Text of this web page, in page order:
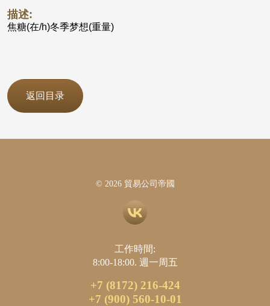
描述:
焦糖(在/h)冬季梦想(重量)
返回目录
© 2026 貿易公司帝國
工作時間:
8:00-18:00. 週一周五
+7 (8172) 216-424
+7 (900) 560-10-01